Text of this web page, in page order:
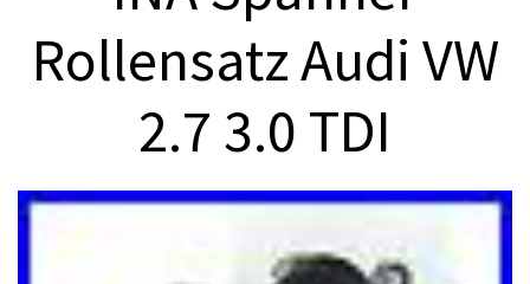
t
i
Rollensatz Audi VW
2.7 3.0 TDI